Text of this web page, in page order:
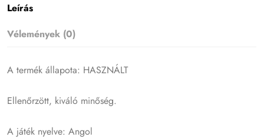
Leírás
Vélemények (0)
A termék állapota: HASZNÁLT
Ellenőrzött, kiváló minőség.
A játék nyelve: Angol